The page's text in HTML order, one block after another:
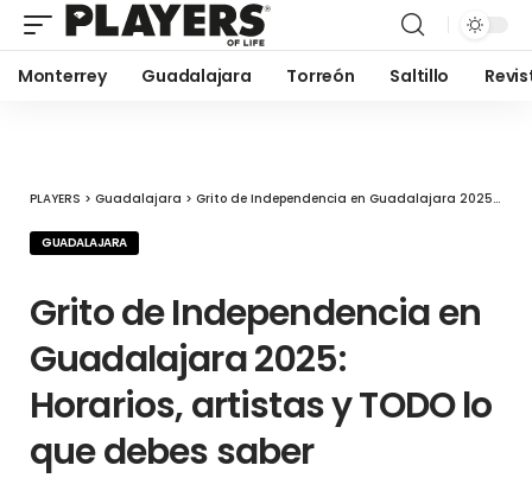
Monterrey Guadalajara Torreón Saltillo
PLAYERS > Guadalajara > Grito de Independencia en Guadalajara 2025: Horarios, artistas y TODO lo que debes saber
GUADALAJARA
Grito de Independencia en
Guadalajara 2025:
Horarios, artistas y TODO lo
que debes saber